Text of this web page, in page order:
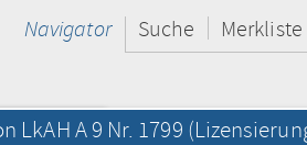
Navigator Suche Merkliste
LkAH A 9 Nr. 1799